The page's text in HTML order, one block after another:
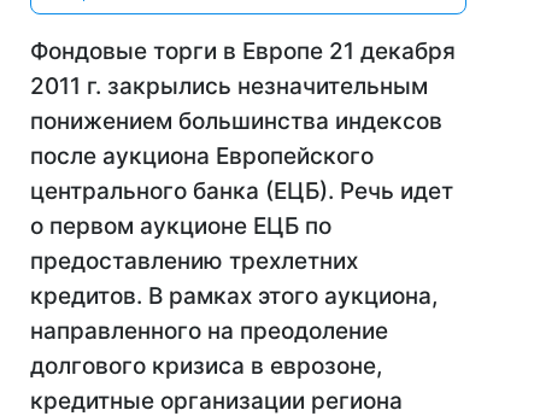
Фондовые торги в Европе 21 декабря
2011 г. закрылись незначительным
понижением большинства индексов
после аукциона Европейского
центрального банка (ЕЦБ). Речь идет
о первом аукционе ЕЦБ по
предоставлению трехлетних
кредитов. В рамках этого аукциона,
направленного на преодоление
долгового кризиса в еврозоне,
кредитные организации региона